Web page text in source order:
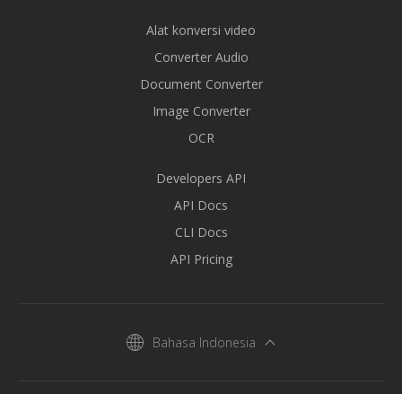
Alat konversi video
Converter Audio
Document Converter
Image Converter
OCR
Developers API
API Docs
CLI Docs
API Pricing
Bahasa Indonesia